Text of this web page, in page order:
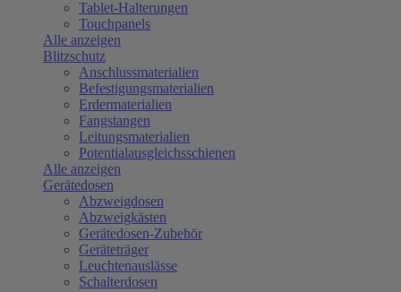
Tablet-Halterungen
Touchpanels
Alle anzeigen
Blitzschutz
Anschlussmaterialien
Befestigungsmaterialien
Erdermaterialien
Fangstangen
Leitungsmaterialien
Potentialausgleichsschienen
Alle anzeigen
Gerätedosen
Abzweigdosen
Abzweigkästen
Gerätedosen-Zubehör
Geräteträger
Leuchtenauslässe
Schalterdosen